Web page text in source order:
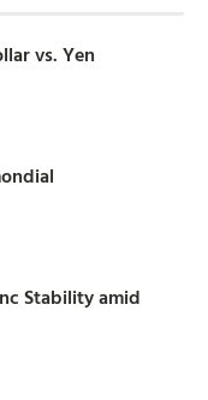
vs. Yen
Stability amid